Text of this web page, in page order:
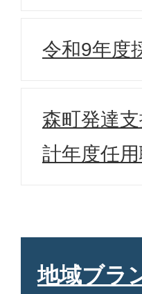
令和9年度
森町発達
計年度任
地域ブラ